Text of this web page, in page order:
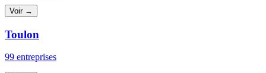
Voir →
Toulon
99 entreprises